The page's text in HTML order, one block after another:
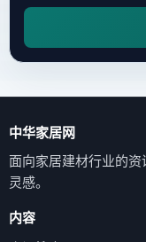
中华家居网
面向家居建材行业的
灵感。
内容